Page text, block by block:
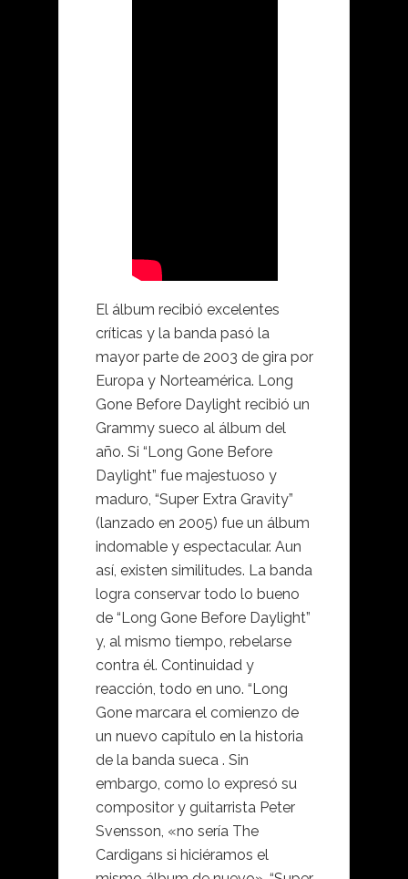
El álbum recibió excelentes
críticas y la banda pasó la
mayor parte de 2003 de gira por
Europa y Norteamérica. Long
Gone Before Daylight recibió un
Grammy sueco al álbum del
año. Si “Long Gone Before
Daylight” fue majestuoso y
maduro, “Super Extra Gravity”
(lanzado en 2005) fue un álbum
indomable y espectacular. Aun
así, existen similitudes. La banda
logra conservar todo lo bueno
de “Long Gone Before Daylight”
y, al mismo tiempo, rebelarse
contra él. Continuidad y
reacción, todo en uno. “Long
Gone marcara el comienzo de
un nuevo capítulo en la historia
de la banda sueca . Sin
embargo, como lo expresó su
compositor y guitarrista Peter
Svensson, «no sería The
Cardigans si hiciéramos el